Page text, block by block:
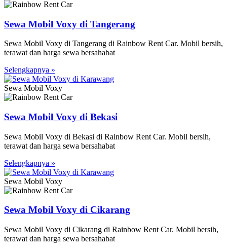
Sewa Mobil Voxy di Tangerang
Sewa Mobil Voxy di Tangerang di Rainbow Rent Car. Mobil bersih,
terawat dan harga sewa bersahabat
Selengkapnya »
Sewa Mobil Voxy
Sewa Mobil Voxy di Bekasi
Sewa Mobil Voxy di Bekasi di Rainbow Rent Car. Mobil bersih,
terawat dan harga sewa bersahabat
Selengkapnya »
Sewa Mobil Voxy
Sewa Mobil Voxy di Cikarang
Sewa Mobil Voxy di Cikarang di Rainbow Rent Car. Mobil bersih,
terawat dan harga sewa bersahabat